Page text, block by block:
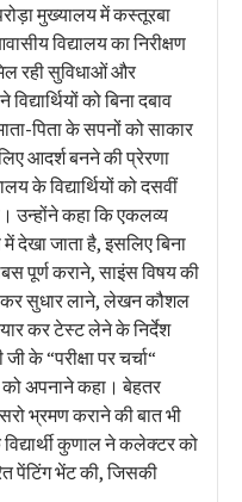
मुख्यालय में कस्तूरबा
विद्यालय का निरीक्षण
रही सुविधाओं और
को बिना दबाव
पिता के सपनों को साकार
आदर्श बनने की प्रेरणा
के विद्यार्थियों को दसवीं
उन्होंने कहा कि एकलव्य
में देखा जाता है, इसलिए बिना
पूर्ण कराने, साइंस विषय की
सुधार लाने, लेखन कौशल
कर टेस्ट लेने के निर्देश
के “परीक्षा पर चर्चा“
अपनाने कहा। बेहतर
इसरो भ्रमण कराने की बात भी
कुणाल ने कलेक्टर को
पेंटिंग भेंट की, जिसकी